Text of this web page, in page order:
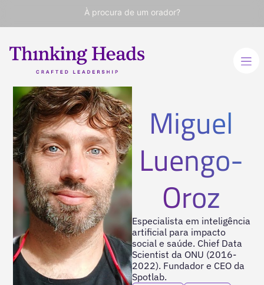
À procura de um orador?
Miguel
Luengo-
Oroz
Especialista em inteligência
artificial para impacto
social e saúde. Chief Data
Scientist da ONU (2016-
2022). Fundador e CEO da
Spotlab.